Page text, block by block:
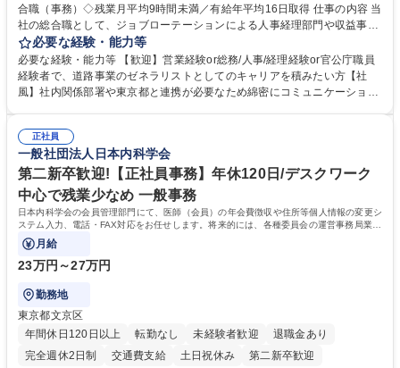
合職（事務）◇残業月平均9時間未満／有給年平均16日取得 仕事の内容 当
社の総合職として、ジョブローテーションによる人事経理部門や収益事業
等のフロント部門の部署等幅広い部署での業務をお任せいたします。研修
制度やキャリア支援が充実しております！ ※下記業務詳細 【業務詳細】■
管理部門：広報、人事、経理など当公社の運営に係る管理業務 ■収益部
門：駐車場の新規開拓、管理運営、新宿駅西口広場の「イベントコーナ
道路施設や道路工事現場の見学ツアー事業 ※入社後は上記いずれかの部門
へ配属。※業務内容変更の範囲：会社の定める業務 募集職種 【都庁グル
ープ】総合職（事務）◇残業月平均9時間未満／有給年平均16日取得
必要な経験・能力等
必要な経験・能力等 【歓迎】営業経験or総務/人事/経理経験or官公庁職員
経験者で、道路事業のゼネラリストとしてのキャリアを積みたい方【社
風】社内関係部署や東京都と連携が必要なため綿密にコミュニケーション
部門など多岐に渡る業務を経験できます。 ■様々なプロジェクト：駐車場
事業の他、新宿駅西口広場内に設置された照明を兼ねた広告「ブライトサ
イン」の管理運営を行うなど、事業収益を生み出す活動を積極的に行って
います。 学歴・資格 学歴：大学院 大学 高専 短大 専修学校 高校 語学力：
資格：
正社員
一般社団法人日本内科学会
第二新卒歓迎!【正社員事務】年休120日/デスクワーク
中心で残業少なめ 一般事務
日本内科学会の会員管理部門にて、医師（会員）の年会費徴収や住所等個人情報の変更シ
ステム入力、電話・FAX対応をお任せします。将来的には、各種委員会の運営事務局業務
などにも幅広く携わっていただきます。
月給
23万円～27万円
勤務地
東京都文京区
年間休日120日以上
転勤なし 未経験者歓迎
退職金あり
完全週休2日制
交通費支給 土日祝休み 第二新卒歓迎